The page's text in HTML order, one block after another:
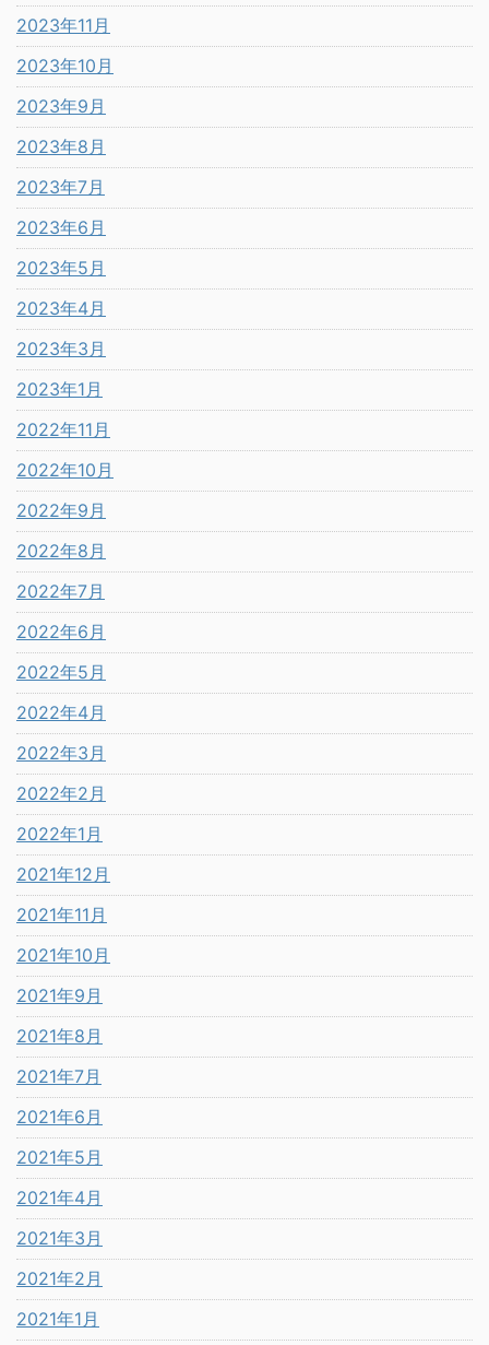
2023年11月
2023年10月
2023年9月
2023年8月
2023年7月
2023年6月
2023年5月
2023年4月
2023年3月
2023年1月
2022年11月
2022年10月
2022年9月
2022年8月
2022年7月
2022年6月
2022年5月
2022年4月
2022年3月
2022年2月
2022年1月
2021年12月
2021年11月
2021年10月
2021年9月
2021年8月
2021年7月
2021年6月
2021年5月
2021年4月
2021年3月
2021年2月
2021年1月